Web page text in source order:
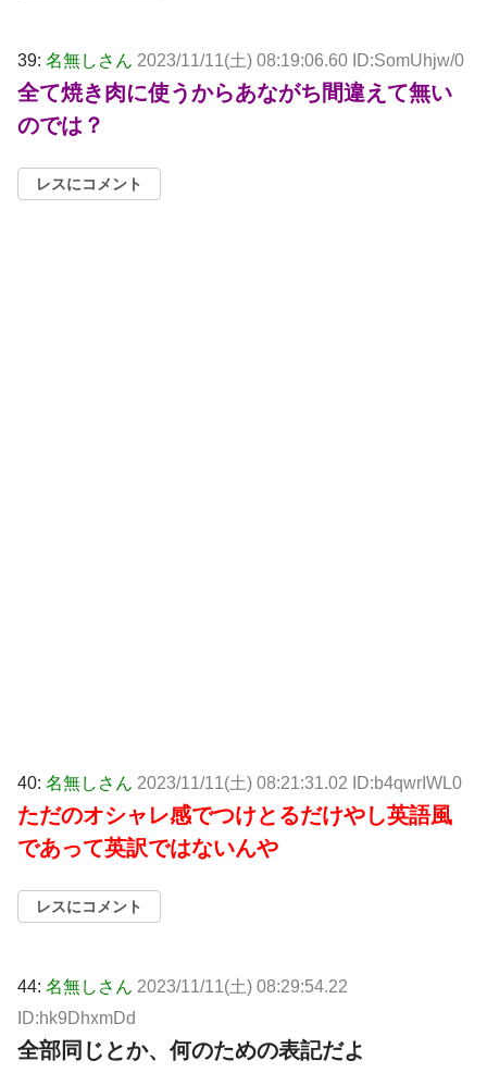
39: 名無しさん 2023/11/11(土) 08:19:06.60 ID:SomUhjw/0
全て焼き肉に使うからあながち間違えて無い
のでは？
レスにコメント
40: 名無しさん 2023/11/11(土) 08:21:31.02 ID:b4qwrIWL0
ただのオシャレ感でつけとるだけやし英語風
であって英訳ではないんや
レスにコメント
44: 名無しさん 2023/11/11(土) 08:29:54.22
ID:hk9DhxmDd
全部同じとか、何のための表記だよ